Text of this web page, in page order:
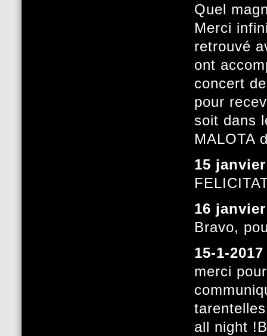
Quel
Merci
retrouvé
ont
concert
pour
soit dans
MALOTA
15
16
Bravo,
15-1-2017
merci
all night